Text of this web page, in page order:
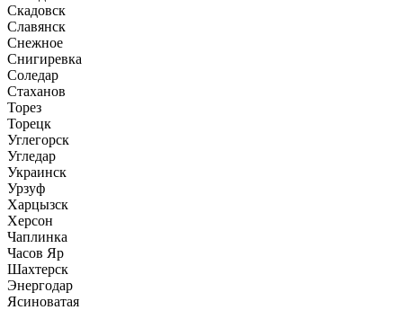
Скадовск
Славянск
Снежное
Снигиревка
Соледар
Стаханов
Торез
Торецк
Углегорск
Угледар
Украинск
Урзуф
Харцызск
Херсон
Чаплинка
Часов Яр
Шахтерск
Энергодар
Ясиноватая